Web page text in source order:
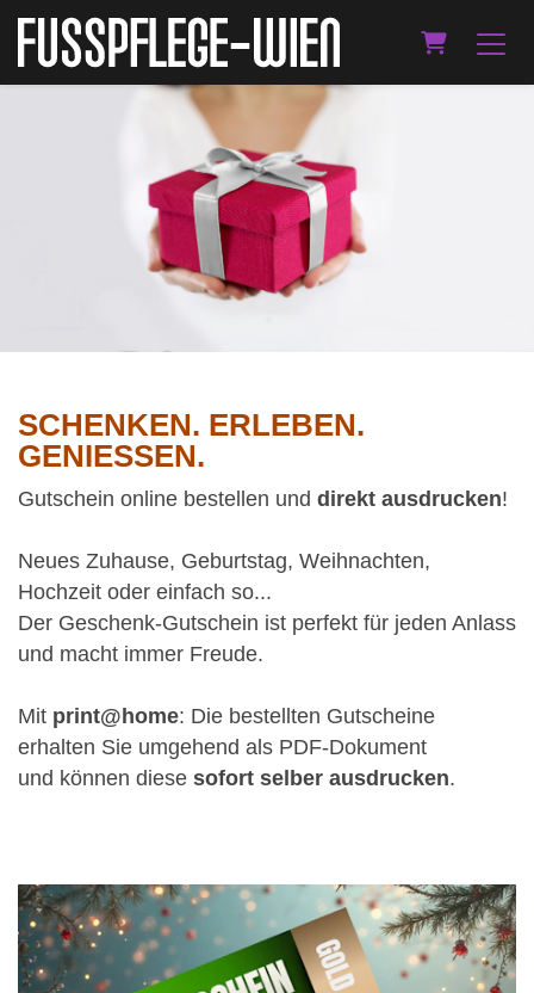
SCHENKEN. ERLEBEN.
GENIESSEN.
Gutschein online bestellen und direkt ausdrucken!
Neues Zuhause, Geburtstag, Weihnachten,
Hochzeit oder einfach so...
Der Geschenk-Gutschein ist perfekt für jeden Anlass
und macht immer Freude.
Mit print@home: Die bestellten Gutscheine
erhalten Sie umgehend als PDF-Dokument
und können diese sofort selber ausdrucken.